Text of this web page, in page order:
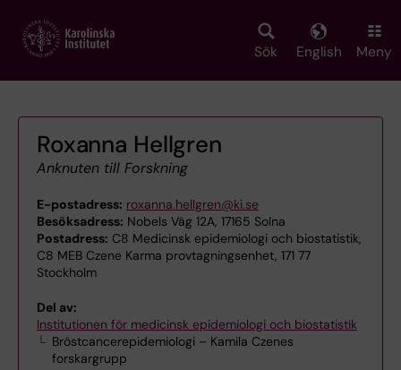
main
Sök English Meny
Roxanna Hellgren
Anknuten till Forskning
E-postadress: roxanna.hellgren@ki.se
Besöksadress: Nobels Väg 12A, 17165 Solna
Postadress: C8 Medicinsk epidemiologi och biostatistik,
C8 MEB Czene Karma provtagningsenhet, 171 77
Stockholm
Del av:
Institutionen för medicinsk epidemiologi och biostatistik
Bröstcancerepidemiologi – Kamila Czenes
forskargrupp